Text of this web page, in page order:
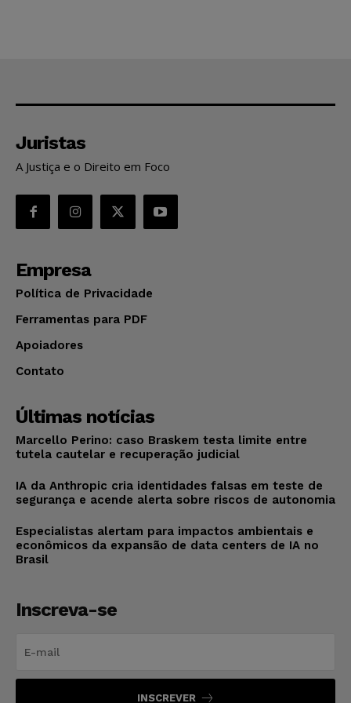
Juristas
A Justiça e o Direito em Foco
Empresa
Política de Privacidade
Ferramentas para PDF
Apoiadores
Contato
Últimas notícias
Marcello Perino: caso Braskem testa limite entre
tutela cautelar e recuperação judicial
IA da Anthropic cria identidades falsas em teste de
segurança e acende alerta sobre riscos de autonomia
Especialistas alertam para impactos ambientais e
econômicos da expansão de data centers de IA no
Brasil
Inscreva-se
INSCREVER